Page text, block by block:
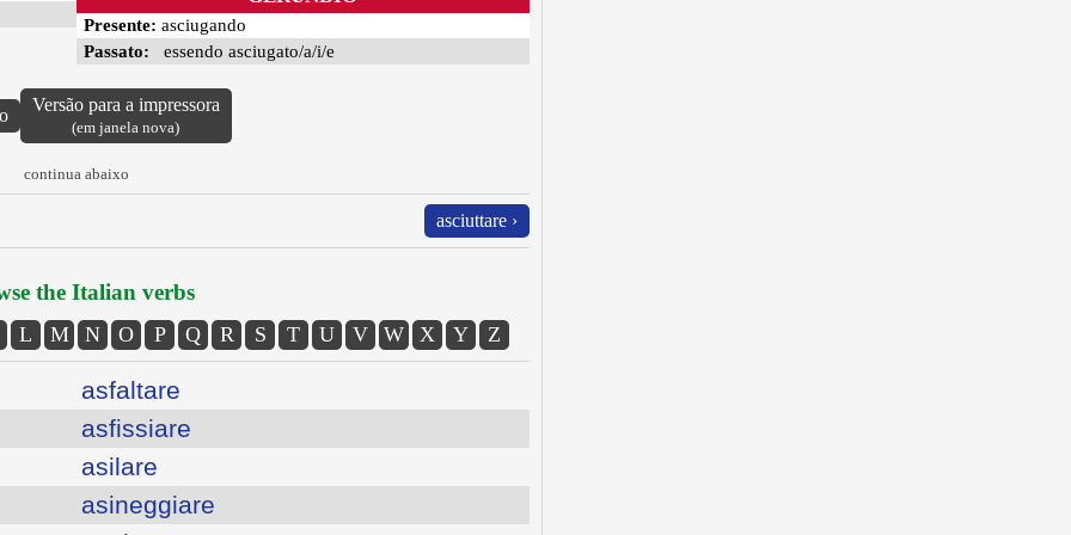
Presente: asciugando
Passato: essendo asciugato/a/i/e
Versão para a impressora
(em janela nova)
continua abaixo
asciuttare ›
the Italian verbs
L M N O P Q R S T U V W X Y Z
asfaltare
asfissiare
asilare
asineggiare